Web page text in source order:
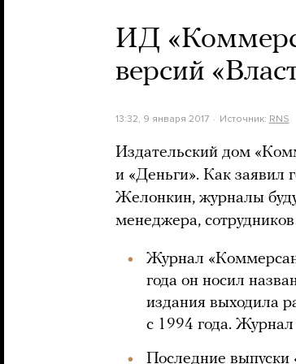
ИД
версий
13:32, 9 января 2017 Источник: RNS
Издательский дом
и «Деньги». Как
Желонкин, журналы
менеджера, сотрудников
Журнал
года он носил
издания выходила
с 1994 года.
Последние выпуски